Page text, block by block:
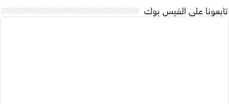
تابعونا على الفيس بوك